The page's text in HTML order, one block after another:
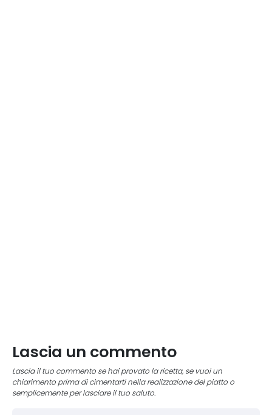
Lascia un commento
Lascia il tuo commento se hai provato la ricetta, se vuoi un
chiarimento prima di cimentarti nella realizzazione del piatto o
semplicemente per lasciare il tuo saluto.